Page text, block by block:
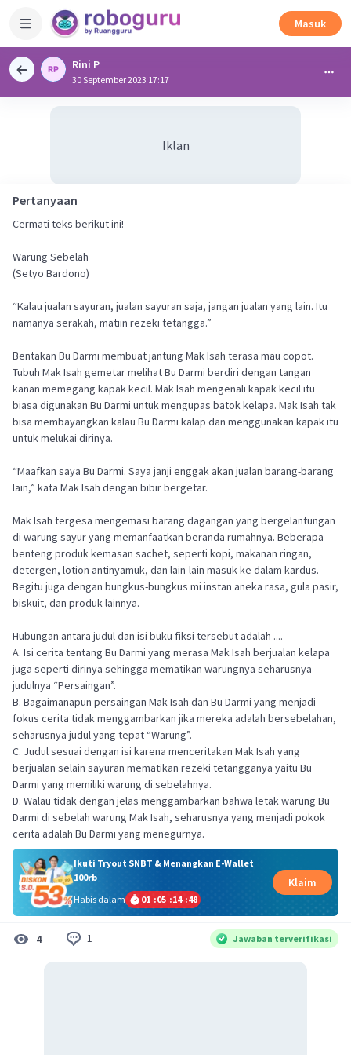
Masuk
Rini P
30 September 2023 17:17
Iklan
Pertanyaan
Cermati teks berikut ini!
Warung Sebelah
(Setyo Bardono)
“Kalau jualan sayuran, jualan sayuran saja, jangan jualan yang lain. Itu
namanya serakah, matiin rezeki tetangga.”
Bentakan Bu Darmi membuat jantung Mak Isah terasa mau copot.
Tubuh Mak Isah gemetar melihat Bu Darmi berdiri dengan tangan
kanan memegang kapak kecil. Mak Isah mengenali kapak kecil itu
biasa digunakan Bu Darmi untuk mengupas batok kelapa. Mak Isah tak
bisa membayangkan kalau Bu Darmi kalap dan menggunakan kapak itu
untuk melukai dirinya.
“Maafkan saya Bu Darmi. Saya janji enggak akan jualan barang-barang
lain,” kata Mak Isah dengan bibir bergetar.
Mak Isah tergesa mengemasi barang dagangan yang bergelantungan
di warung sayur yang memanfaatkan beranda rumahnya. Beberapa
benteng produk kemasan sachet, seperti kopi, makanan ringan,
detergen, lotion antinyamuk, dan lain-lain masuk ke dalam kardus.
Begitu juga dengan bungkus-bungkus mi instan aneka rasa, gula pasir,
biskuit, dan produk lainnya.
Hubungan antara judul dan isi buku fiksi tersebut adalah ....
A. Isi cerita tentang Bu Darmi yang merasa Mak Isah berjualan kelapa
juga seperti dirinya sehingga mematikan warungnya seharusnya
judulnya “Persaingan”.
B. Bagaimanapun persaingan Mak Isah dan Bu Darmi yang menjadi
fokus cerita tidak menggambarkan jika mereka adalah bersebelahan,
seharusnya judul yang tepat “Warung”.
C. Judul sesuai dengan isi karena menceritakan Mak Isah yang
berjualan selain sayuran mematikan rezeki tetangganya yaitu Bu
Darmi yang memiliki warung di sebelahnya.
D. Walau tidak dengan jelas menggambarkan bahwa letak warung Bu
Darmi di sebelah warung Mak Isah, seharusnya yang menjadi pokok
cerita adalah Bu Darmi yang menegurnya.
Ikuti Tryout SNBT & Menangkan E-Wallet
100rb
Habis dalam
01 :05 :14 :48
Klaim
4 1 Jawaban terverifikasi